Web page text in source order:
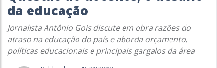
da educação
Jornalista Antônio Gois discute em obra razões do
atraso na educação do país e aborda orçamento,
políticas educacionais e principais gargalos da área